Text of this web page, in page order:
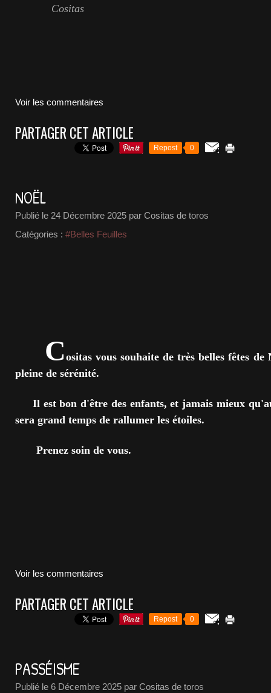
Cositas
Voir les commentaires
PARTAGER CET ARTICLE
Repost 0
NOËL
Publié le 24 Décembre 2025 par Cositas de toros
Catégories : #Belles Feuilles
C ositas vous souhaite de très belles fêtes
pleine de sérénité.
Il est bon d'être des enfants, et jamais mieux
sera grand temps de rallumer les étoiles.
Prenez soin de vous.
Voir les commentaires
PARTAGER CET ARTICLE
Repost 0
PASSÉISME
Publié le 6 Décembre 2025 par Cositas de toros